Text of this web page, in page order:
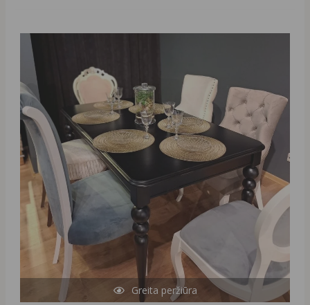
Greita peržiūra
1250,00 €.290,00 €.